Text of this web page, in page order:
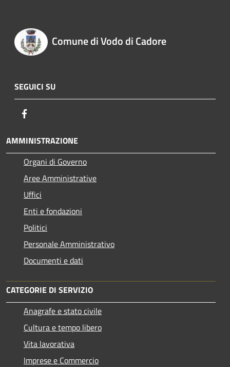
Comune di Vodo di Cadore
SEGUICI SU
AMMINISTRAZIONE
Organi di Governo
Aree Amministrative
Uffici
Enti e fondazioni
Politici
Personale Amministrativo
Documenti e dati
CATEGORIE DI SERVIZIO
Anagrafe e stato civile
Cultura e tempo libero
Vita lavorativa
Imprese e Commercio